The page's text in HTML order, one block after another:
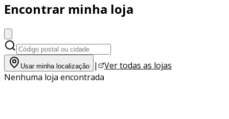
Encontrar minha loja
Usar minha localização |
Ver todas as lojas
Nenhuma loja encontrada